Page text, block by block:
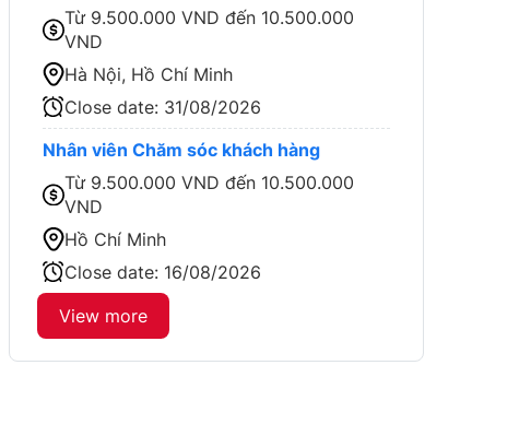
Từ 9.500.000 VND đến 10.500.000
VND
Hà Nội, Hồ Chí Minh
Close date: 31/08/2026
Nhân viên Chăm sóc khách hàng
Từ 9.500.000 VND đến 10.500.000
VND
Hồ Chí Minh
Close date: 16/08/2026
View more